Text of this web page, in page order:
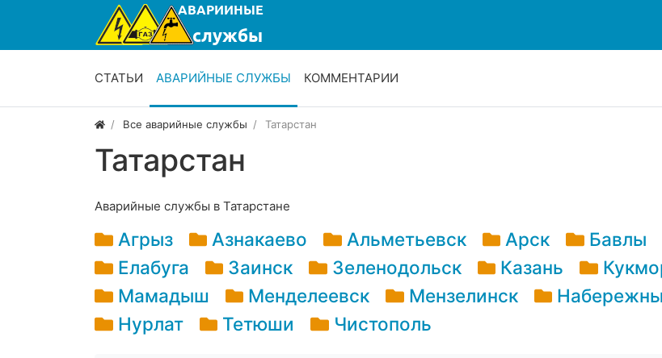
СТАТЬИ АВАРИЙНЫЕ СЛУЖБЫ КОММЕНТАРИИ
Все аварийные службы Татарстан
Татарстан
Аварийные службы в Татарстане
Агрыз Азнакаево Альметьевск Арск Бавлы
Елабуга
Заинск Зеленодольск Казань
Мамадыш
Менделеевск Мензелинск
Нурлат
Тетюши Чистополь